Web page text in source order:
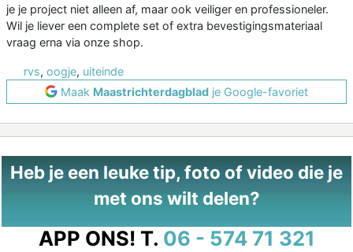
je je project niet alleen af, maar ook veiliger en professioneler.
Wil je liever een complete set of extra bevestigingsmateriaal
vraag erna via onze shop.
rvs, oogje, uiteinde
Maak Maastrichterdagblad je Google-favoriet
Heb je een leuke tip, foto of video die je
met ons wilt delen?
APP ONS! T. 06 - 574 71 321